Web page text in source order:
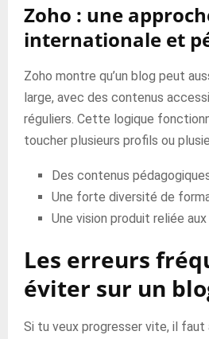
Zoho : une
internationale et
Zoho montre qu’un blog peut
large, avec des contenus
réguliers. Cette logique
toucher plusieurs profils ou
Des contenus
Une forte diversité de
Une vision produit reliée aux
Les erreurs
éviter sur un
Si tu veux progresser vite, il faut